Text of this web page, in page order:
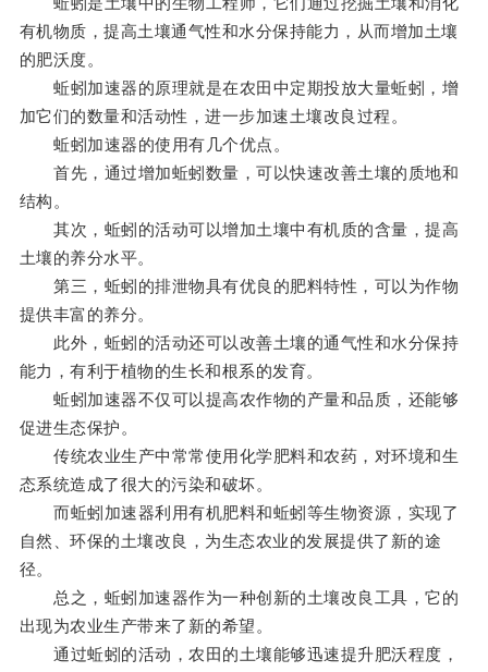
有机物质，提高土壤通气性和水分保持能力，从而增加土壤
的肥沃度。
蚯蚓加速器的原理就是在农田中定期投放大量蚯蚓，增
加它们的数量和活动性，进一步加速土壤改良过程。
蚯蚓加速器的使用有几个优点。
首先，通过增加蚯蚓数量，可以快速改善土壤的质地和
结构。
其次，蚯蚓的活动可以增加土壤中有机质的含量，提高
土壤的养分水平。
第三，蚯蚓的排泄物具有优良的肥料特性，可以为作物
提供丰富的养分。
此外，蚯蚓的活动还可以改善土壤的通气性和水分保持
能力，有利于植物的生长和根系的发育。
蚯蚓加速器不仅可以提高农作物的产量和品质，还能够
促进生态保护。
传统农业生产中常常使用化学肥料和农药，对环境和生
态系统造成了很大的污染和破坏。
而蚯蚓加速器利用有机肥料和蚯蚓等生物资源，实现了
自然、环保的土壤改良，为生态农业的发展提供了新的途
径。
总之，蚯蚓加速器作为一种创新的土壤改良工具，它的
出现为农业生产带来了新的希望。
通过蚯蚓的活动，农田的土壤能够迅速提升肥沃程度，